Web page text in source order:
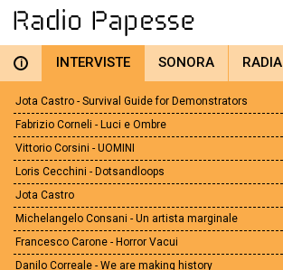
i INTERVISTE SONORA RADIA
Jota Castro - Survival Guide for Demonstrators
Fabrizio Corneli - Luci e Ombre
Vittorio Corsini - UOMINI
Loris Cecchini - Dotsandloops
Jota Castro
Michelangelo Consani - Un artista marginale
Francesco Carone - Horror Vacui
Danilo Correale - We are making history